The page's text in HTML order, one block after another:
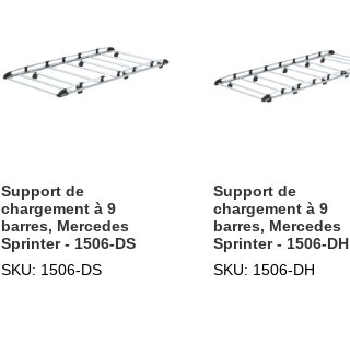
Support de
chargement à 9
barres, Mercedes
Sprinter - 1506-DS
SKU: 1506-DS
Support de
chargement à 9
barres, Mercedes
Sprinter - 1506-DH
SKU: 1506-DH